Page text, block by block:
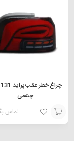
چشمی
تماس
افزودن